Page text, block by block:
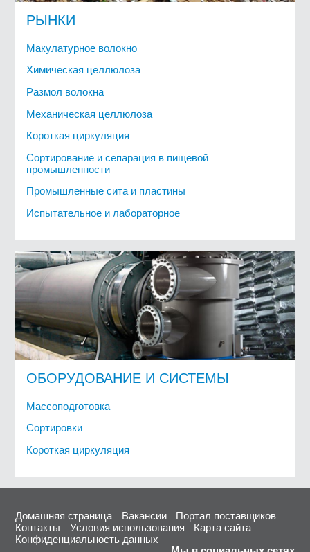
РЫНКИ
Макулатурное волокно
Химическая целлюлоза
Размол волокна
Механическая целлюлоза
Короткая циркуляция
Сортирование и сепарация в пищевой
промышленности
Промышленные сита и пластины
Испытательное и лабораторное
ОБОРУДОВАНИЕ И СИСТЕМЫ
Массоподготовка
Сортировки
Короткая циркуляция
Домашняя страница Вакансии
Портал поставщиков
Контакты
Условия использования
Карта сайта
Конфиденциальность данных